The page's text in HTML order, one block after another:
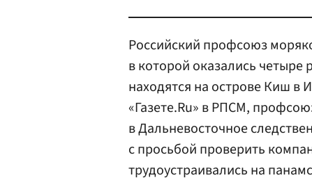
Российский профсоюз
в которой оказались
находятся на острове Киш в
«Газете.Ru» в РПСМ,
в Дальневосточное
с просьбой проверить
трудоустраивались на